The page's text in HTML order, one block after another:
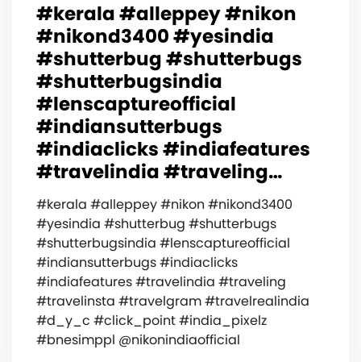
#kerala #alleppey #nikon
#nikond3400 #yesindia
#shutterbug #shutterbugs
#shutterbugsindia
#lenscaptureofficial
#indiansutterbugs
#indiaclicks #indiafeatures
#travelindia #traveling…
#kerala #alleppey #nikon #nikond3400
#yesindia #shutterbug #shutterbugs
#shutterbugsindia #lenscaptureofficial
#indiansutterbugs #indiaclicks
#indiafeatures #travelindia #traveling
#travelinsta #travelgram #travelrealindia
#d_y_c #click_point #india_pixelz
#bnesimppl @nikonindiaofficial